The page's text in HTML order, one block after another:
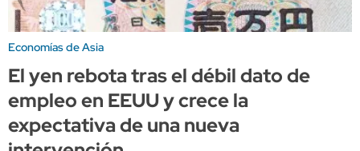
Economías de Asia
El yen rebota tras el débil dato de
empleo en EEUU y crece la
expectativa de una nueva